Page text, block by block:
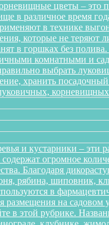
цветы – это
в различное время
в технике
которые не
в горшках без
комнатными и
выбрать
хранить
и кустарники – эти
огромное
Благодаря
рябина, шиповник,
в
на садовом
в этой рубрике.